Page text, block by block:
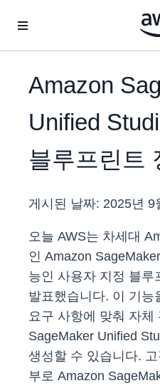
Amazon
Unified
블루프린트
게시된 날짜: 2025년 9
오늘 AWS는 차세대
인 Amazon
능인 사용자 지정 블루
발표했습니다. 이 기
요구 사항에 맞춰 자체
SageMaker Unified
생성할 수 있습니다.
부로 Amazon